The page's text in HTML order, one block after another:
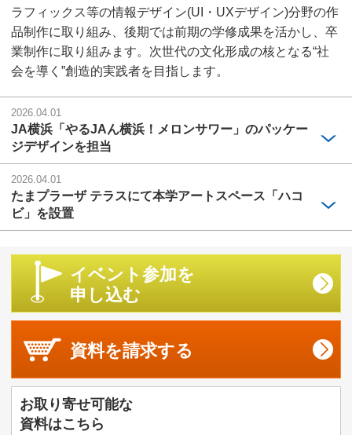
ラフィックス等の情報デザイン(UI・UXデザイン)分野の作
品制作に取り組み、後期では前期の学修成果を活かし、卒
業制作に取り組みます。次世代の文化形成の核となる“社
会を導く”創造的実践者を目指します。
2026.04.01
JA横浜「やるJAん横浜！メロンサワー」のパッケー
ジデザインを担当
2026.04.01
たまプラーザ テラスにて本学アートスペース「ハコ
ビ」を設置
イベント参加を
申し込む
資料を請求する
お取り寄せ可能な
資料はこちら